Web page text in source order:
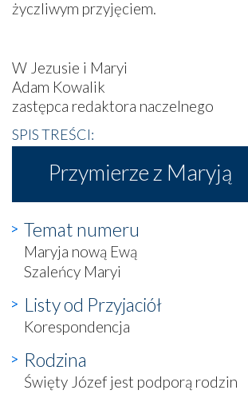
życzliwym przyjęciem.
W Jezusie i Maryi
Adam Kowalik
zastępca redaktora naczelnego
SPIS TREŚCI:
Przymierze z Maryją
Temat numeru
Maryja nową Ewą
Szaleńcy Maryi
Listy od Przyjaciół
Korespondencja
Rodzina
Święty Józef jest podporą rodzin